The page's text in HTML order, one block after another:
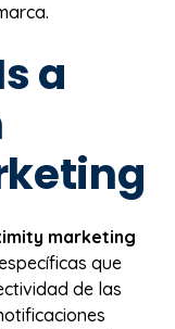
a
marketing
que
de las